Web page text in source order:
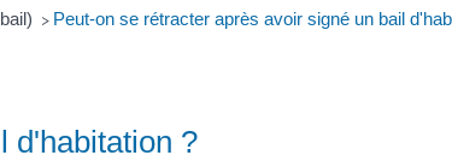
> Peut-on se rétracter après avoir signé un bail
d'habitation ?